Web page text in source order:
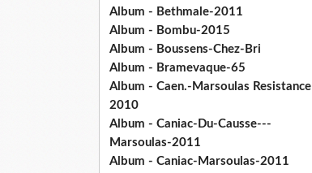
Album - Bethmale-2011
Album - Bombu-2015
Album - Boussens-Chez-Bri
Album - Bramevaque-65
Album - Caen.-Marsoulas Resistance
2010
Album - Caniac-Du-Causse---
Marsoulas-2011
Album - Caniac-Marsoulas-2011